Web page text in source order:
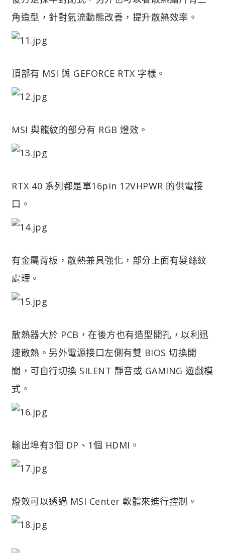
角造型，針對氣流動態改善，提升散熱效率。
頂部有 MSI 與 GEFORCE RTX 字樣。
MSI 與龍紋的部分有 RGB 燈效。
RTX 40 系列都是單16pin 12VHPWR 的供電接
口。
有金屬背板，散熱兼具強化，部分上面有髮絲紋
處理。
散熱器大於 PCB，在後方也有造型開孔，以利迅
速散熱。另外電源接口左側有雙 BIOS 切換開
關，可自行切換 SILENT 靜音或 GAMING 遊戲模
式。
輸出埠有3個 DP、1個 HDMI。
燈效可以透過 MSI Center 軟體來進行控制。